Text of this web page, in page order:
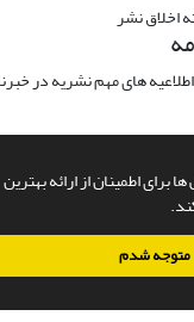
برای اطمینان از ارائه بهترین
متوجه شدم
اخلاق نشر
اطلاعیه های مهم نشریه در
علمی.طراحی و پیاده سازی